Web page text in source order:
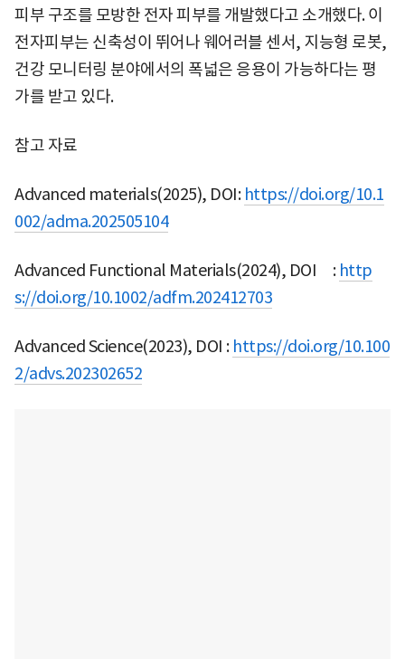
피부 구조를 모방한 전자 피부를 개발했다고 소개했다. 이
전자피부는 신축성이 뛰어나 웨어러블 센서, 지능형 로봇,
건강 모니터링 분야에서의 폭넓은 응용이 가능하다는 평
가를 받고 있다.
참고 자료
Advanced materials(2025), DOI: https://doi.org/10.1
002/adma.202505104
Advanced Functional Materials(2024), DOI : http
s://doi.org/10.1002/adfm.202412703
Advanced Science(2023), DOI : https://doi.org/10.100
2/advs.202302652